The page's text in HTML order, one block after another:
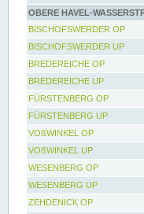
OBERE HAVEL-
BISCHOFSWERDER OP
BISCHOFSWERDER UP
BREDEREICHE OP
BREDEREICHE UP
FÜRSTENBERG OP
FÜRSTENBERG UP
VOßWINKEL OP
VOßWINKEL UP
WESENBERG OP
WESENBERG UP
ZEHDENICK OP